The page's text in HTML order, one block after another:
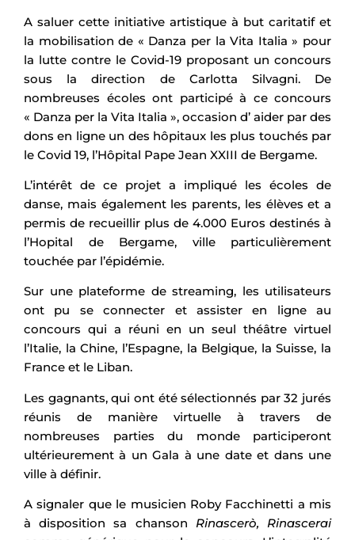
A saluer cette initiative artistique à but caritatif et
la mobilisation de « Danza per la Vita Italia » pour
la lutte contre le Covid-19 proposant un concours
sous la direction de Carlotta Silvagni. De
nombreuses écoles ont participé à ce concours
« Danza per la Vita Italia », occasion d’ aider par des
dons en ligne un des hôpitaux les plus touchés par
le Covid 19, l’Hôpital Pape Jean XXIII de Bergame.
L’intérêt de ce projet a impliqué les écoles de
danse, mais également les parents, les élèves et a
permis de recueillir plus de 4.000 Euros destinés à
l’Hopital de Bergame, ville particulièrement
touchée par l’épidémie.
Sur une plateforme de streaming, les utilisateurs
ont pu se connecter et assister en ligne au
concours qui a réuni en un seul théâtre virtuel
l’Italie, la Chine, l’Espagne, la Belgique, la Suisse, la
France et le Liban.
Les gagnants, qui ont été sélectionnés par 32 jurés
réunis de manière virtuelle à travers de
nombreuses parties du monde participeront
ultérieurement à un Gala à une date et dans une
ville à définir.
A signaler que le musicien Roby Facchinetti a mis
à disposition sa chanson Rinascerò, Rinascerai